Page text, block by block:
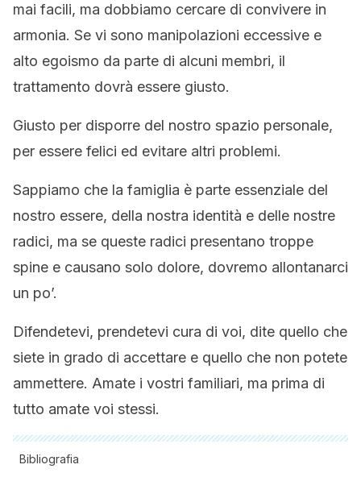
mai facili, ma dobbiamo cercare di convivere in
armonia. Se vi sono manipolazioni eccessive e
alto egoismo da parte di alcuni membri, il
trattamento dovrà essere giusto.
Giusto per disporre del nostro spazio personale,
per essere felici ed evitare altri problemi.
Sappiamo che la famiglia è parte essenziale del
nostro essere, della nostra identità e delle nostre
radici, ma se queste radici presentano troppe
spine e causano solo dolore, dovremo allontanarci
un po’.
Difendetevi, prendetevi cura di voi, dite quello che
siete in grado di accettare e quello che non potete
ammettere. Amate i vostri familiari, ma prima di
tutto amate voi stessi.
Bibliografia